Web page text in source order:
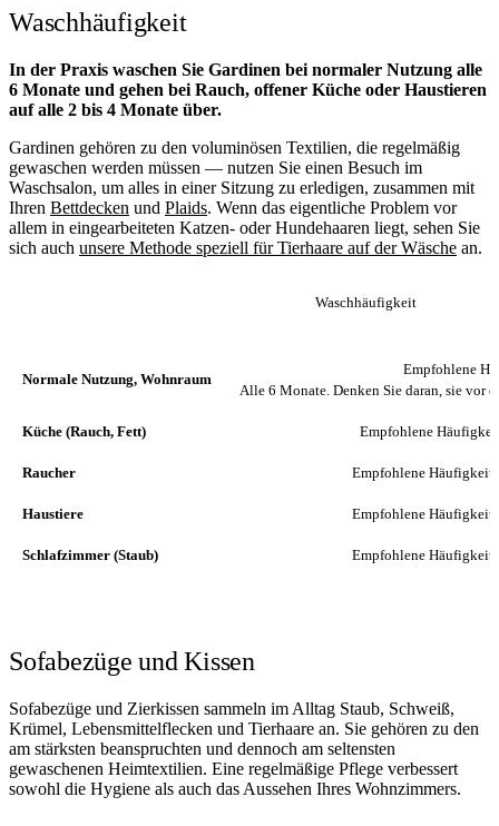
Waschhäufigkeit
In der Praxis waschen Sie Gardinen bei normaler Nutzung alle
6 Monate und gehen bei Rauch, offener Küche oder Haustieren
auf alle 2 bis 4 Monate über.
Gardinen gehören zu den voluminösen Textilien, die regelmäßig
gewaschen werden müssen — nutzen Sie einen Besuch im
Waschsalon, um alles in einer Sitzung zu erledigen, zusammen mit
Ihren Bettdecken und Plaids. Wenn das eigentliche Problem vor
allem in eingearbeiteten Katzen- oder Hundehaaren liegt, sehen Sie
sich auch unsere Methode speziell für Tierhaare auf der Wäsche an.
Waschhäufigkeit
Normale Nutzung, Wohnraum
Empfohlene
Alle 6 Monate. Denken Sie daran, sie vor
Küche (Rauch, Fett) Empfohlene
Raucher Empfohlene Häufigkeit
Haustiere Empfohlene Häufigkeit
Schlafzimmer (Staub) Empfohlene Häufigkeit
Sofabezüge und Kissen
Sofabezüge und Zierkissen sammeln im Alltag Staub, Schweiß,
Krümel, Lebensmittelflecken und Tierhaare an. Sie gehören zu den
am stärksten beanspruchten und dennoch am seltensten
gewaschenen Heimtextilien. Eine regelmäßige Pflege verbessert
sowohl die Hygiene als auch das Aussehen Ihres Wohnzimmers.